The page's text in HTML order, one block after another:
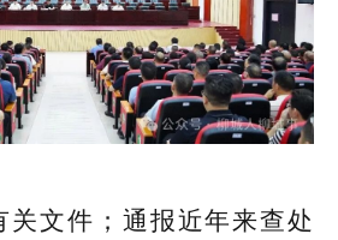
关文件；通报近年来查处